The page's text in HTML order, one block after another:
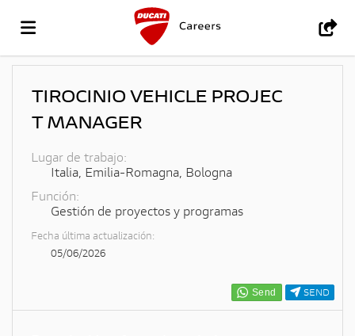
SITIO
OFERTAS
SUBIR
SEND
TIROCINIO VEHICLE PROJEC
T MANAGER
Lugar de trabajo:
Italia, Emilia-Romagna, Bologna
Función:
Gestión de proyectos y programas
Fecha última actualización:
05/06/2026